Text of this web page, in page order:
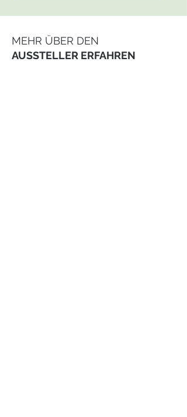
MEHR ÜBER DEN
AUSSTELLER ERFAHREN